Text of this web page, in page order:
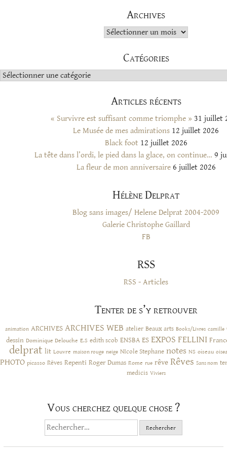
Archives
Archives
Catégories
Catégories
Articles récents
« Survivre est suffisant comme triomphe » 31 juillet
Le Musée de mes admirations 12 juillet 2026
Black foot 12 juillet 2026
La tête dans l’ordi, le pied dans la glace, on continue… 9
La fleur de mon anniversaire 6 juillet 2026
Hélène Delprat
Blog sans images/ Helene Delprat 2004-2009
Galerie Christophe Gaillard
FB
RSS
RSS - Articles
Tenter de s’y retrouver
animation ARCHIVES ARCHIVES WEB atelier Beaux arts Books/Livres camille
dessin Dominique Delouche E.S edith scob ENSBA ES EXPOS FELLINI
delprat lit Louvre maison rouge neige NIcole Stephane notes NS oiseau
PHOTO picasso Rêves Repenti Roger Dumas Rome rue rêve Rêves Sans nom
medicis Viviers
Vous cherchez quelque chose ?
Rechercher :